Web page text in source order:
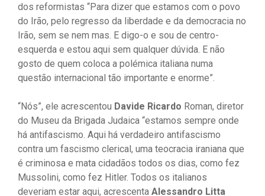
dos reformistas “Para dizer que estamos com o povo
do Irão, pelo regresso da liberdade e da democracia no
Irão, sem se nem mas. E digo-o e sou de centro-
esquerda e estou aqui sem qualquer dúvida. E não
gosto de quem coloca a polémica italiana numa
questão internacional tão importante e enorme”.
“Nós”, ele acrescentou Davide Ricardo Roman, diretor
do Museu da Brigada Judaica “estamos sempre onde
há antifascismo. Aqui há verdadeiro antifascismo
contra um fascismo clerical, uma teocracia iraniana que
é criminosa e mata cidadãos todos os dias, como fez
Mussolini, como fez Hitler. Todos os italianos
deveriam estar aqui, acrescenta Alessandro Litta